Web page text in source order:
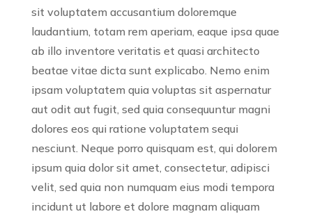
sit voluptatem accusantium doloremque
laudantium, totam rem aperiam, eaque ipsa quae
ab illo inventore veritatis et quasi architecto
beatae vitae dicta sunt explicabo. Nemo enim
ipsam voluptatem quia voluptas sit aspernatur
aut odit aut fugit, sed quia consequuntur magni
dolores eos qui ratione voluptatem sequi
nesciunt. Neque porro quisquam est, qui dolorem
ipsum quia dolor sit amet, consectetur, adipisci
velit, sed quia non numquam eius modi tempora
incidunt ut labore et dolore magnam aliquam